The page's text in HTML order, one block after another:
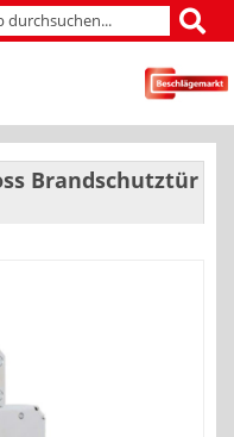
Brandschutztür